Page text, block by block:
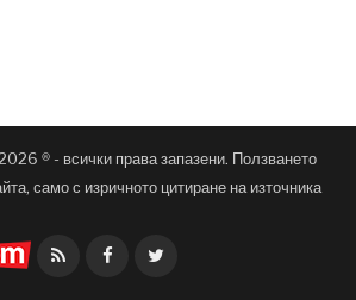
® - всички права запазени. Ползването
само с изричното цитиране на източника
Facebook